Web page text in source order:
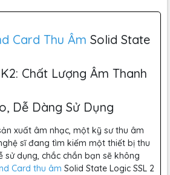
Card Thu Âm Solid State
Chất Lượng Âm Thanh
Dễ Dàng Sử Dụng
xuất âm nhạc, một kỹ sư thu âm
sĩ đang tìm kiếm một thiết bị thu
sử dụng, chắc chắn bạn sẽ không
Card thu âm Solid State Logic SSL 2